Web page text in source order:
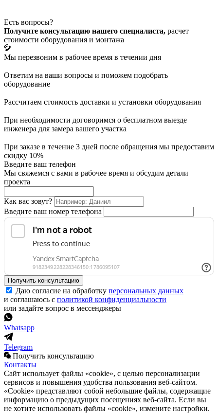
Есть вопросы?
Получите консультацию нашего специалиста, расчет
стоимости оборудования и монтажа
Мы перезвоним в рабочее время в течении дня
Ответим на ваши вопросы и поможем подобрать
оборудование
Рассчитаем стоимость доставки и установки оборудования
При необходимости договоримся о бесплатном выезде
инженера для замера вашего участка
При заказе в течение 3 дней после обращения мы предоставим
скидку 10%
Введите ваш телефон
Мы свяжемся с вами в рабочее время и обсудим детали
проекта
Как вас зовут?
Введите ваш номер телефона
Получить консультацию
Даю согласие на обработку персональных данных
и соглашаюсь с политикой конфиденциальности
или задайте вопрос в мессенджеры
Whatsapp
Telegram
Получить консультацию
Контакты
Сайт использует файлы «cookie», с целью персонализации
сервисов и повышения удобства пользования веб-сайтом.
«Cookie» представляют собой небольшие файлы, содержащие
информацию о предыдущих посещениях веб-сайта. Если вы
не хотите использовать файлы «cookie», измените настройки.